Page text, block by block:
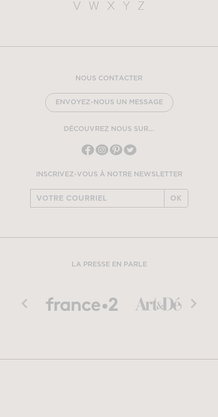
V
W X Y Z
NOUS CONTACTER
ENVOYEZ-NOUS UN MESSAGE
DÉCOUVREZ NOUS SUR...
INSCRIVEZ-VOUS À NOTRE NEWSLETTER
OK
LA PRESSE EN PARLE